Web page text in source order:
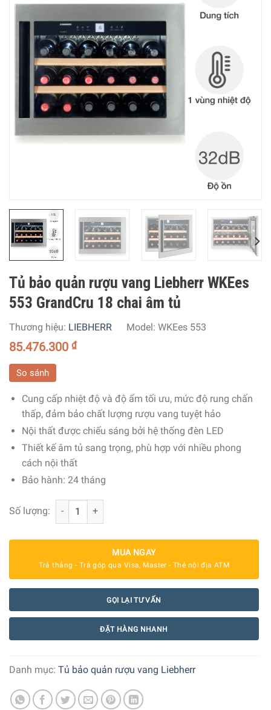
Tủ bảo quản rượu vang Liebherr WKEes
553 GrandCru 18 chai âm tủ
Thương hiệu: LIEBHERR Model: WKEes 553
85.476.300 ₫
So sánh
Cung cấp nhiệt độ và độ ẩm tối ưu, mức độ rung chấn
thấp, đảm bảo chất lượng rượu vang tuyệt hảo
Nội thất được chiếu sáng bởi hệ thống đèn LED
Thiết kế âm tủ sang trọng, phù hợp với nhiều phong
cách nội thất
Bảo hành: 24 tháng
Số lượng: Tủ bảo quản rượu vang Liebherr WKEes 553 GrandCru
MUA NGAY
Trả thẳng - Trả góp qua Visa, Master - Thẻ nội địa ATM
GỌI LẠI TƯ VẤN
ĐẶT HÀNG NHANH
Danh mục: Tủ bảo quản rượu vang Liebherr